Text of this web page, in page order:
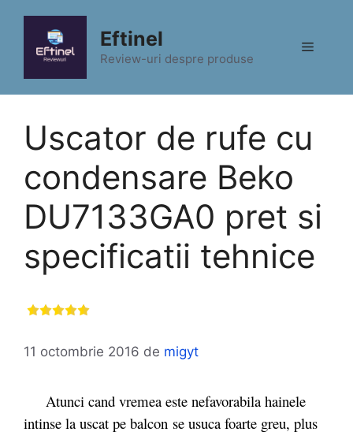
conținut
Eftinel
Review-uri despre produse
Meniu
Uscator de rufe cu
condensare Beko
DU7133GA0 pret si
specificatii tehnice
11 octombrie 2016 de migyt
Atunci cand vremea este nefavorabila hainele
intinse la uscat pe balcon se usuca foarte greu, plus